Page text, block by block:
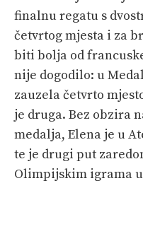
finalnu regatu s
četvrtog mjesta i za
biti bolja od
nije dogodilo: u
zauzela četvrto
je druga. Bez obzira
medalja, Elena je u
te je drugi put
Olimpijskim igrama u